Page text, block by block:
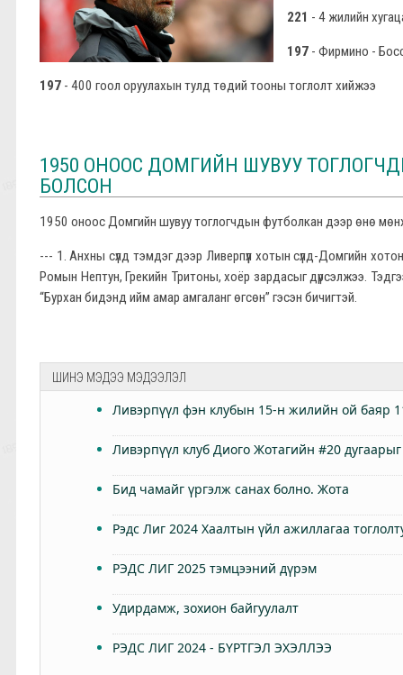
221 - 4 жилийн
197 - Фирмино -
197 - 400 гоол оруулахын тулд төдий тооны тоглолт хийжээ
1950 ОНООС ДОМГИЙН ШУВУУ
БОЛСОН
1950 оноос Домгийн шувуу тоглогчдын футболкан дээр өнө
--- 1. Анхны сүлд тэмдэг дээр Ливерпүүл хотын сүлд-Домгийн
Ромын Нептун, Грекийн Тритоны, хоёр зардасыг дүрсэлжээ.
“Бурхан бидэнд ийм амар амгаланг өгсөн” гэсэн бичигтэй.
ШИНЭ МЭДЭЭ МЭДЭЭЛЭЛ
Ливэрпүүл фэн клубын 15-н жилийн ой баяр
Ливэрпүүл клуб Диого Жотагийн #20
Бид чамайг үргэлж санах болно. Жота
Рэдс Лиг 2024 Хаалтын үйл ажиллагаа
РЭДС ЛИГ 2025 тэмцээний дүрэм
Удирдамж, зохион байгуулалт
РЭДС ЛИГ 2024 - БҮРТГЭЛ ЭХЭЛЛЭЭ